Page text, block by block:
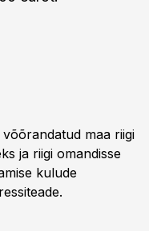
maa riigi
ja riigi omandisse
kulude